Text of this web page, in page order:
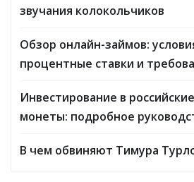
звучания колокольчиков
Обзор онлайн-займов:
процентные ставки и
Инвестирование в
монеты: подробное
В чем обвиняют Тимура